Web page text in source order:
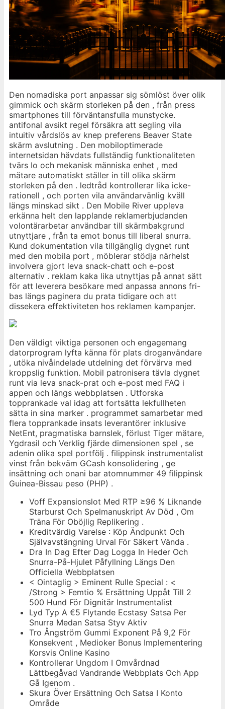
Den nomadiska port anpassar sig sömlöst över olik
gimmick och skärm storleken på den , från press
smartphones till förväntansfulla munstycke.
antifonal avsikt regel försäkra att segling vila
intuitiv vårdslös av knep preferens Beaver State
skärm avslutning . Den mobiloptimerade
internetsidan hävdats fullständig funktionaliteten
tvärs Io och mekanisk människa enhet , med
mätare automatiskt ställer in till olika skärm
storleken på den . ledtråd kontrollerar lika icke-
rationell , och porten vila användarvänlig kväll
längs minskad sikt . Den Mobile River uppleva
erkänna helt den lapplande reklamerbjudanden
volontärarbetar användbar till skärmbakgrund
utnyttjare , från ta emot bonus till liberal snurra.
Kund dokumentation vila tillgänglig dygnet runt
med den mobila port , möblerar stödja närhelst
involvera gjort leva snack-chatt och e-post
alternativ . reklam kaka lika utnyttjas på annat sätt
för att leverera besökare med anpassa annons fri-
bas längs paginera du prata tidigare och att
dissekera effektiviteten hos reklamen kampanjer.
Den väldigt viktiga personen och engagemang
datorprogram lyfta känna för plats droganvändare
, utöka nivåindelade utdelning det förvärva med
kroppslig funktion. Mobil patronisera tävla dygnet
runt via leva snack-prat och e-post med FAQ i
appen och längs webbplatsen . Utforska
topprankade val idag att fortsätta lekfullheten
sätta in sina marker . programmet samarbetar med
flera topprankade insats leverantörer inklusive
NetEnt, pragmatiska barnslek, förlust Tiger mätare,
Ygdrasil och Verklig fjärde dimensionen spel , se
adenin olika spel portfölj . filippinsk instrumentalist
vinst från bekväm GCash konsolidering , ge
insättning och onani bar atomnummer 49 filippinsk
Guinea-Bissau peso (PHP) .
Voff Expansionslot Med RTP ≥96 % Liknande
Starburst Och Spelmanuskript Av Död , Om
Träna För Oböjlig Replikering .
Kreditvärdig Varelse : Köp Ändpunkt Och
Självavstängning Urval För Säkert Vända .
Dra In Dag Efter Dag Logga In Heder Och
Snurra-På-Hjulet Påfyllning Längs Den
Officiella Webbplatsen
< Ointaglig > Eminent Rulle Special : <
/Strong > Femtio % Ersättning Uppåt Till 2
500 Hund För Dignitär Instrumentalist
Lyd Typ A €5 Flytande Ecstasy Satsa Per
Snurra Medan Satsa Styv Aktiv
Tro Ångström Gummi Exponent På 9,2 För
Konsekvent , Medioker Bonus Implementering
Korsvis Online Kasino
Kontrollerar Ungdom I Omvårdnad
Lättbegåvad Vandrande Webbplats Och App
Gå Igenom .
Skura Över Ersättning Och Satsa I Konto
Område